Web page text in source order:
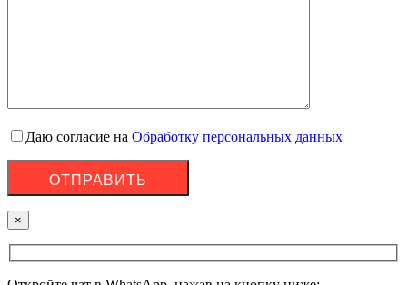
Даю согласие на Обработку персональных данных
×